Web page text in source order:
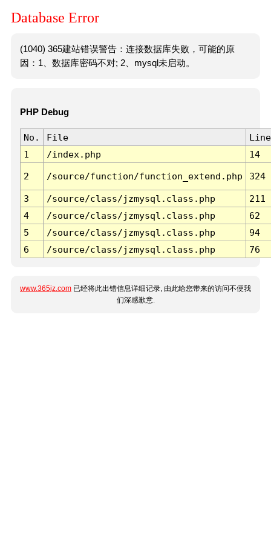
Database Error
(1040) 365建站错误警告：连接数据库失败，可能的原
因：1、数据库密码不对; 2、mysql未启动。
PHP Debug
No. File
Line
1
/index.php 14
2 /source/function/function_extend.php 324
3 /source/class/jzmysql.class.php
211
4
/source/class/jzmysql.class.php
62
5
/source/class/jzmysql.class.php
94
6
/source/class/jzmysql.class.php 76
www.365jz.com 已经将此出错信息详细记录, 由此给您带来的访问不便我
们深感歉意.